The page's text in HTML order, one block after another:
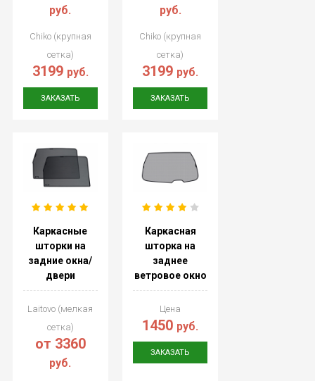
руб.
Chiko (крупная
сетка)
3199 руб.
ЗАКАЗАТЬ
руб.
Chiko (крупная
сетка)
3199 руб.
ЗАКАЗАТЬ
Каркасные
шторки на
задние окна/
двери
Laitovo (мелкая
сетка)
от 3360
руб.
Каркасная
шторка на
заднее
ветровое окно
Цена
1450 руб.
ЗАКАЗАТЬ